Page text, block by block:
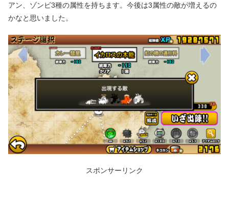
アン、ゾンビ3種の属性を持ちます。今後は3属性の敵が増えるの
かなと思いました。
スポンサーリンク